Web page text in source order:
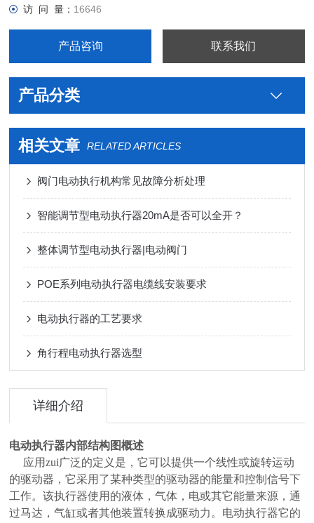
访 问 量： 16646
产品咨询 联系我们
产品分类
相关文章 RELATED ARTICLES
阀门电动执行机构常见故障分析处理
智能调节型电动执行器20mA是否可以全开？
整体调节型电动执行器|电动阀门
POE系列电动执行器电缆线安装要求
电动执行器的工艺要求
角行程电动执行器选型
详细介绍
电动执行器内部结构图概述
应用zui广泛的定义是，它可以提供一个线性或旋转运动
的驱动器，它采用了某种类型的驱动器的能量和控制信号下
工作。该执行器使用的液体，气体，电或其它能量来源，通
过马达，气缸或者其他装置转换成驱动力。电动执行器它的